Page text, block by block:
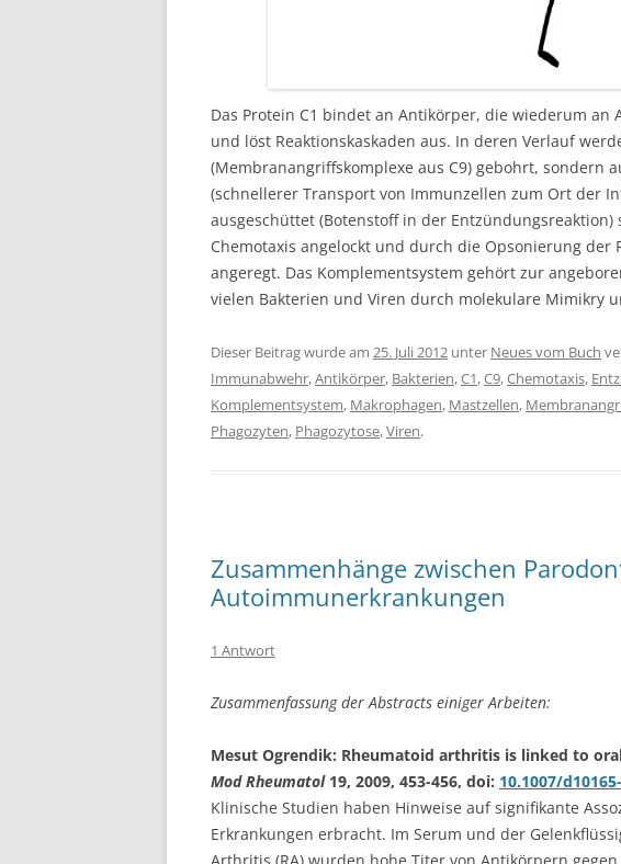
Das Protein C1 bindet an Antikörper, die wiederum an
und löst Reaktionskaskaden aus. In deren Verlauf
(Membranangriffskomplexe aus C9) gebohrt, sondern
(schnellerer Transport von Immunzellen zum Ort der
ausgeschüttet (Botenstoff in der Entzündungsreaktion)
Chemotaxis angelockt und durch die Opsonierung der
angeregt. Das Komplementsystem gehört zur
vielen Bakterien und Viren durch molekulare Mimikry
Dieser Beitrag wurde am 25. Juli 2012 unter Neues vom Buch
Immunabwehr,Antikörper, Bakterien,C1,C9,Chemotaxis,
Komplementsystem, Makrophagen, Mastzellen,
Phagozyten, Phagozytose,Viren.
Zusammenhänge zwischen
Autoimmunerkrankungen
1 Antwort
Zusammenfassung der Abstracts einiger Arbeiten:
Mesut Ogrendik: Rheumatoid arthritis is linked to
Mod Rheumatol19, 2009, 453-456, doi: 10.1007/
Klinische Studien haben Hinweise auf signifikante
Erkrankungen erbracht. Im Serum und der